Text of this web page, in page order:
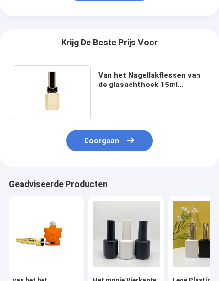
Krijg De Beste Prijs Voor
Van het Nagellakflessen van
de glasachthoek 15ml
Doorgaan
Geadviseerde Producten